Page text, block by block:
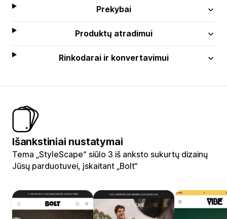
Prekybai
Produktų atradimui
Rinkodarai ir konvertavimui
Išankstiniai nustatymai
Tema „StyleScape“ siūlo 3 iš anksto sukurtų dizainų
Jūsų parduotuvei, įskaitant „Bolt“